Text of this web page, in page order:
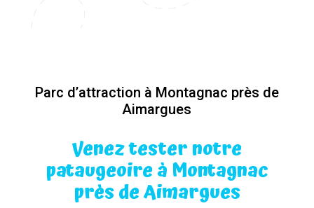
Parc d’attraction à Montagnac près de
Aimargues
Venez tester notre
pataugeoire à Montagnac
près de Aimargues